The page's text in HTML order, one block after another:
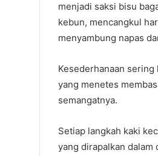
menjadi saksi bisu
kebun, mencangkul
menyambung napas
Kesederhanaan
yang menetes
semangatnya.
Setiap langkah kaki
yang dirapalkan dalam